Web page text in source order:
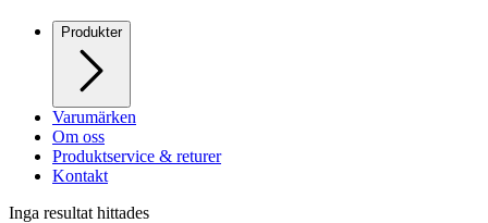
Produkter
Varumärken
Om oss
Produktservice & returer
Kontakt
Inga resultat hittades